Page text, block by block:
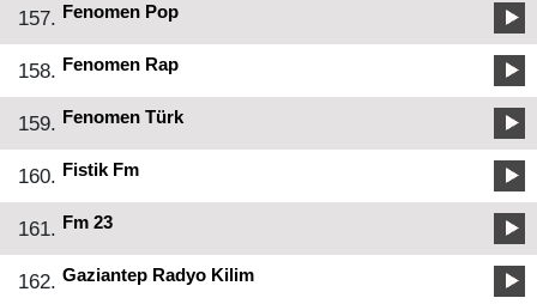
157. Fenomen Pop
158. Fenomen Rap
159. Fenomen Türk
160. Fistik Fm
161. Fm 23
162. Gaziantep Radyo Kilim